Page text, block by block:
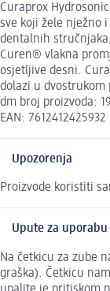
Curaprox
sve koji žele nježno
dentalnih
Curen® vlakna
osjetljive desni.
dolazi u dvostrukom
dm broj proizvoda:
EAN: 7612412425932
Upozorenja
Proizvode koristiti
Upute za uporabu
Na četkicu za zube
graška). Četkicu